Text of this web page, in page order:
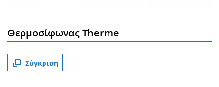
Θερμοσίφωνας Τherme
Σύγκριση